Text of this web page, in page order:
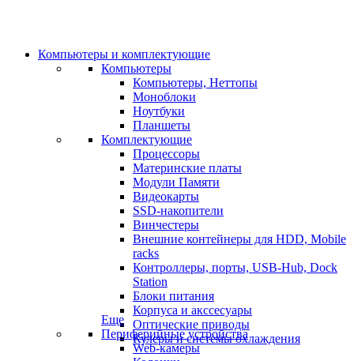
Компьютеры и комплектующие
Компьютеры
Компьютеры, Неттопы
Моноблоки
Ноутбуки
Планшеты
Комплектующие
Процессоры
Материнские платы
Модули Памяти
Видеокарты
SSD-накопители
Винчестеры
Внешние контейнеры для HDD, Mobile
racks
Контроллеры, порты, USB-Hub, Dock
Station
Блоки питания
Корпуса и акссесуары
Оптические приводы
Кулеры и системы охлаждения
Еще
Периферийные устройства
Web-камеры